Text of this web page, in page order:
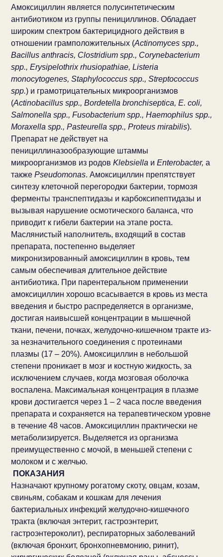
Амоксициллин является полусинтетическим
антибиотиком из группы пенициллинов. Обладает
широким спектром бактерицидного действия в
отношении грамположительных (Actinomyces spp.,
Bacillus anthracis, Clostridium spp., Corynebacterium
spp., Erysipelothrix rhusiopathiae, Listeria
monocytogenes, Staphylococcus spp., Streptococcus
spp.) и грамотрицательных микроорганизмов
(Actinobacillus spp., Bordetella bronchiseptica, E. coli,
Salmonella spp., Fusobacterium spp., Haemophilus spp.,
Moraxella spp., Pasteurella spp., Proteus mirabilis).
Препарат не действует на
пенициллиназообразующие штаммы
микроорганизмов из родов Klebsiella и Enterobacter, а
также Pseudomonas. Амоксициллин препятствует
синтезу клеточной перегородки бактерии, тормозя
ферменты транспептидазы и карбоксипептидазы и
вызывая нарушение осмотического баланса, что
приводит к гибели бактерии на этапе роста.
Маслянистый наполнитель, входящий в состав
препарата, постепенно выделяет
микронизированный амоксициллин в кровь, тем
самым обеспечивая длительное действие
антибиотика. При парентеральном применении
амоксициллин хорошо всасывается в кровь из места
введения и быстро распределяется в организме,
достигая наивысшей концентрации в мышечной
ткани, печени, почках, желудочно-кишечном тракте из-
за незначительного соединения с протеинами
плазмы (17 – 20%). Амоксициллин в небольшой
степени проникает в мозг и костную жидкость, за
исключением случаев, когда мозговая оболочка
воспалена. Максимальная концентрация в плазме
крови достигается через 1 – 2 часа после введения
препарата и сохраняется на терапевтическом уровне
в течение 48 часов. Амоксициллин практически не
метаболизируется. Выделяется из организма
преимущественно с мочой, в меньшей степени с
молоком и с желчью.
ПОКАЗАНИЯ
Назначают крупному рогатому скоту, овцам, козам,
свиньям, собакам и кошкам для лечения
бактериальных инфекций желудочно-кишечного
тракта (включая энтерит, гастроэнтерит,
гастроэнтероколит), респираторных заболеваний
(включая бронхит, бронхопневмонию, ринит),